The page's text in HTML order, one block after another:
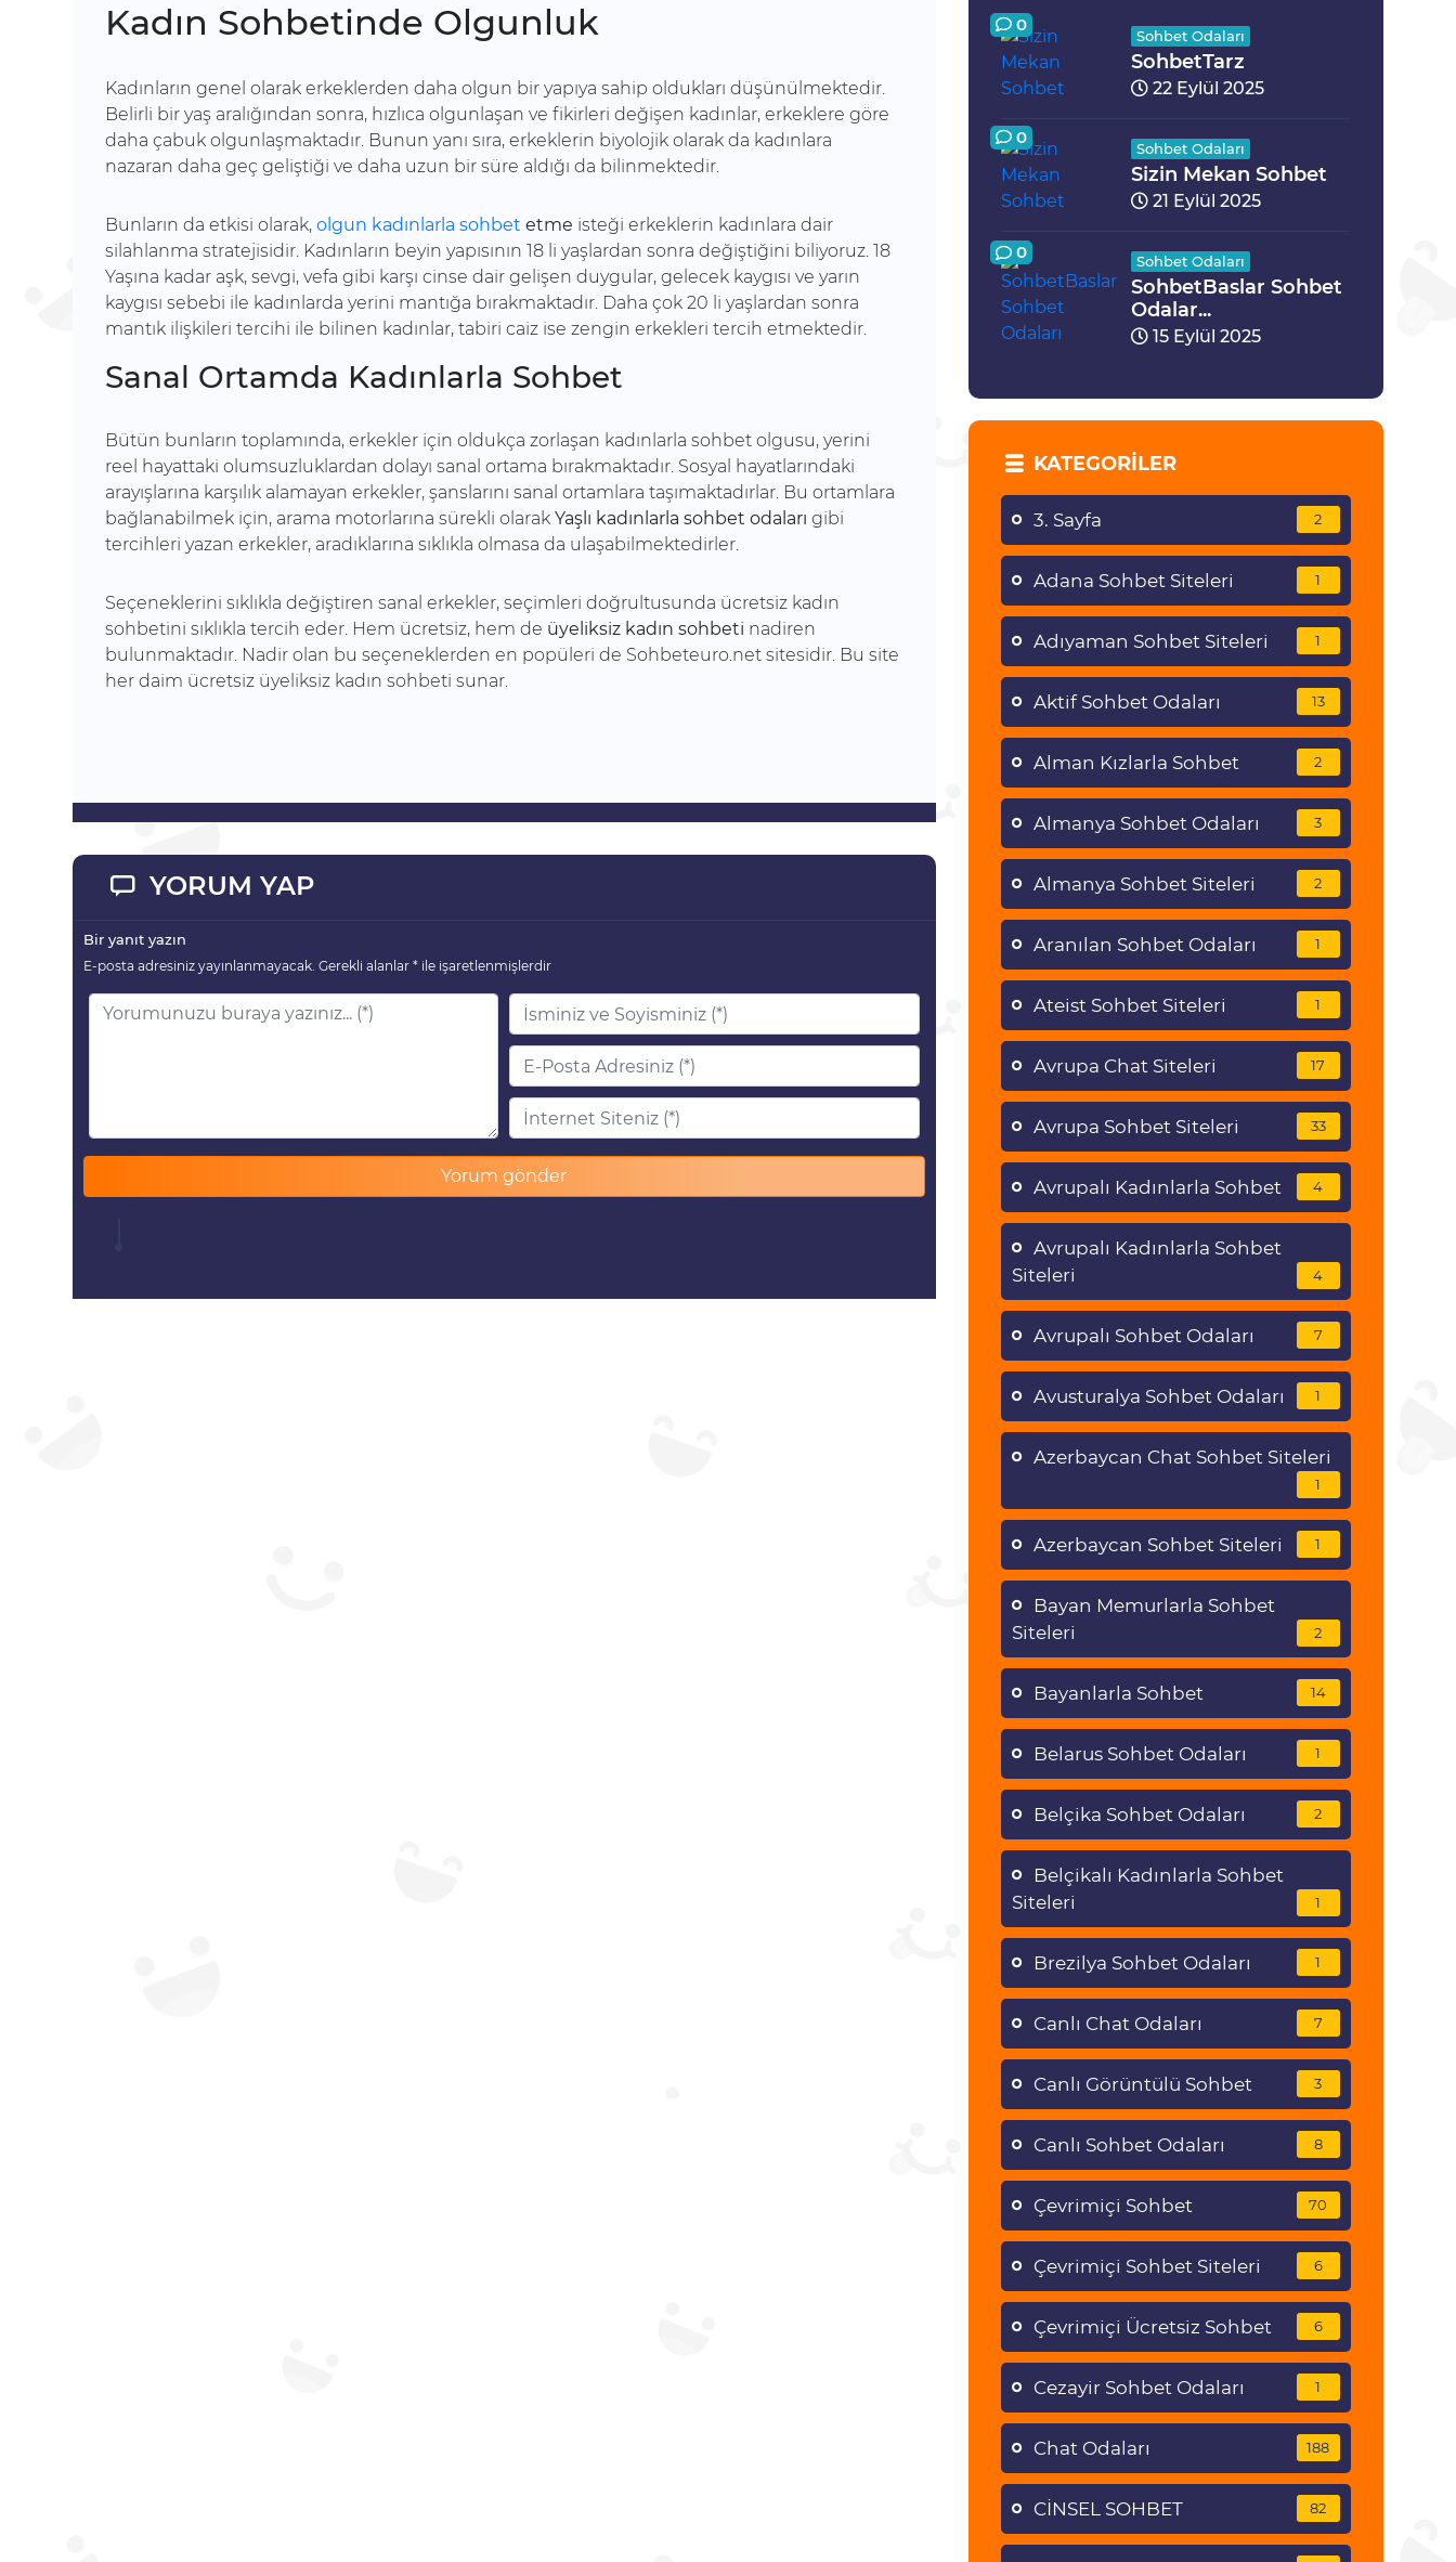
Kadın Sohbetinde Olgunluk
Kadınların genel olarak erkeklerden daha olgun bir yapıya sahip oldukları düşünülmektedir.
Belirli bir yaş aralığından sonra, hızlıca olgunlaşan ve fikirleri değişen kadınlar, erkeklere göre
daha çabuk olgunlaşmaktadır. Bunun yanı sıra, erkeklerin biyolojik olarak da kadınlara
nazaran daha geç geliştiği ve daha uzun bir süre aldığı da bilinmektedir.
Bunların da etkisi olarak, olgun kadınlarla sohbet etme isteği erkeklerin kadınlara dair
silahlanma stratejisidir. Kadınların beyin yapısının 18 li yaşlardan sonra değiştiğini biliyoruz. 18
Yaşına kadar aşk, sevgi, vefa gibi karşı cinse dair gelişen duygular, gelecek kaygısı ve yarın
kaygısı sebebi ile kadınlarda yerini mantığa bırakmaktadır. Daha çok 20 li yaşlardan sonra
mantık ilişkileri tercihi ile bilinen kadınlar, tabiri caiz ise zengin erkekleri tercih etmektedir.
Sanal Ortamda Kadınlarla Sohbet
Bütün bunların toplamında, erkekler için oldukça zorlaşan kadınlarla sohbet olgusu, yerini
reel hayattaki olumsuzluklardan dolayı sanal ortama bırakmaktadır. Sosyal hayatlarındaki
arayışlarına karşılık alamayan erkekler, şanslarını sanal ortamlara taşımaktadırlar. Bu ortamlara
bağlanabilmek için, arama motorlarına sürekli olarak Yaşlı kadınlarla sohbet odaları gibi
tercihleri yazan erkekler, aradıklarına sıklıkla olmasa da ulaşabilmektedirler.
Seçeneklerini sıklıkla değiştiren sanal erkekler, seçimleri doğrultusunda ücretsiz kadın
sohbetini sıklıkla tercih eder. Hem ücretsiz, hem de üyeliksiz kadın sohbeti nadiren
bulunmaktadır. Nadir olan bu seçeneklerden en popüleri de Sohbeteuro.net sitesidir. Bu site
her daim ücretsiz üyeliksiz kadın sohbeti sunar.
YORUM YAP
Bir yanıt yazın
E-posta adresiniz yayınlanmayacak. Gerekli alanlar * ile işaretlenmişlerdir
0
Sohbet Odaları
SohbetTarz
22 Eylül 2025
0
Sohbet Odaları
Sizin Mekan Sohbet
21 Eylül 2025
0 Sohbet Odaları
SohbetBaslar Sohbet
Odalar...
15 Eylül 2025
KATEGORILER
3. Sayfa 2
Adana Sohbet Siteleri 1
Adıyaman Sohbet Siteleri 1
Aktif Sohbet Odaları 13
Alman Kızlarla Sohbet 2
Almanya Sohbet Odaları 3
Almanya Sohbet Siteleri 2
Aranılan Sohbet Odaları 1
Ateist Sohbet Siteleri 1
Avrupa Chat Siteleri 17
Avrupa Sohbet Siteleri 33
Avrupalı Kadınlarla Sohbet 4
Avrupalı Kadınlarla Sohbet
Siteleri
4
Avrupalı Sohbet Odaları 7
Avusturalya Sohbet Odaları 1
Azerbaycan Chat Sohbet Siteleri
1
Azerbaycan Sohbet Siteleri 1
Bayan Memurlarla Sohbet
Siteleri
2
Bayanlarla Sohbet 14
Belarus Sohbet Odaları 1
Belçika Sohbet Odaları 2
Belçikalı Kadınlarla Sohbet
Siteleri
1
Brezilya Sohbet Odaları 1
Canlı Chat Odaları 7
Canlı Görüntülü Sohbet 3
Canlı Sohbet Odaları 8
Çevrimiçi Sohbet 70
Çevrimiçi Sohbet Siteleri 6
Çevrimiçi Ücretsiz Sohbet 6
Cezayir Sohbet Odaları 1
Chat Odaları 188
CİNSEL SOHBET 82